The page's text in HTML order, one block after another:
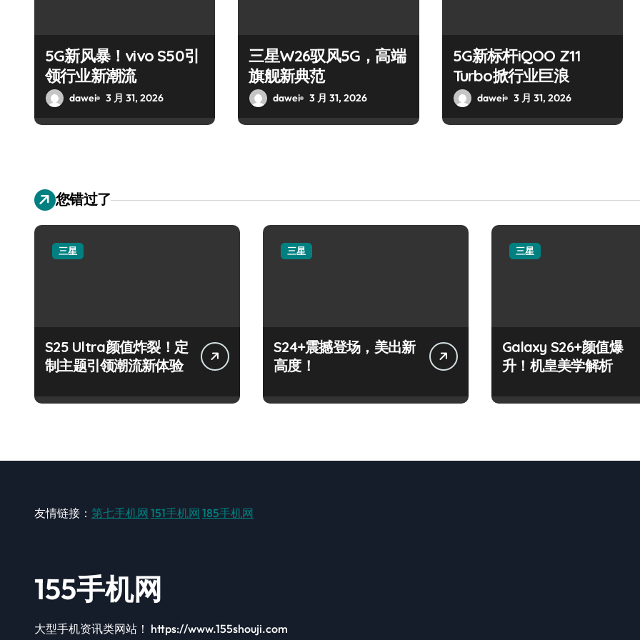
5G新风暴！vivo S50引
领行业新潮流
dawei 3 月 31, 2026
三星W26驭风5G，高端
旗舰新典范
dawei 3 月 31, 2026
5G新标杆iQOO Z11
Turbo掀行业巨浪
dawei 3 月 31, 2026
您错过了
三星
S25 Ultra颜值炸裂！定
制主题引领潮流新体验
三星
S24+震撼登场，美出新
高度！
三星
Galaxy S26+颜值爆
升！机皇美学解析
友情链接： 第七手机网 151手机网 185手机网
155手机网
大型手机资讯类网站！ https://www.155shouji.com